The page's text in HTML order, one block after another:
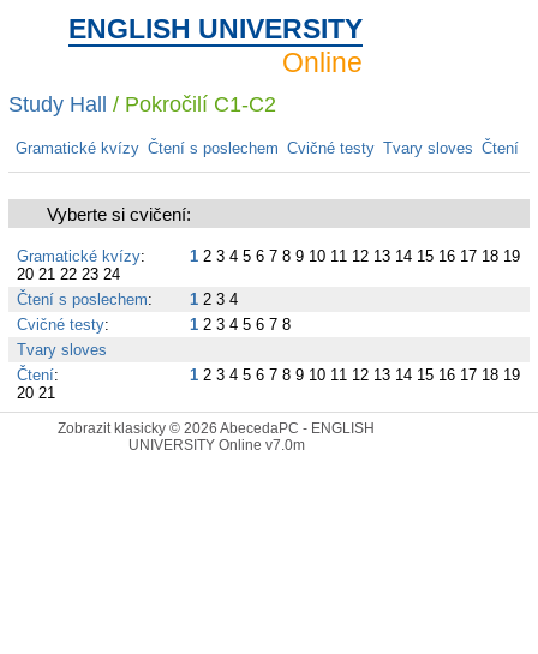
ENGLISH UNIVERSITY
Online
Study Hall / Pokročilí C1-C2
Gramatické kvízy Čtení s poslechem Cvičné testy Tvary sloves Čtení
Vyberte si cvičení:
Gramatické kvízy: 1 2 3 4 5 6 7 8 9 10 11 12 13 14 15 16 17 18 19
20 21 22 23 24
Čtení s poslechem: 1 2 3 4
Cvičné testy: 1 2 3 4 5 6 7 8
Tvary sloves
Čtení: 1 2 3 4 5 6 7 8 9 10 11 12 13 14 15 16 17 18 19
20 21
Zobrazit klasicky © 2026 AbecedaPC - ENGLISH
UNIVERSITY Online v7.0m